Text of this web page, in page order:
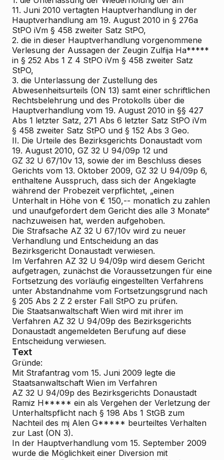
11. Juni 2010 vertagten Hauptverhandlung in der
Hauptverhandlung am 19. August 2010 in § 276a
StPO iVm § 458 zweiter Satz StPO,
2. die in dieser Hauptverhandlung vorgenommene
Verlesung der Aussagen der Zeugin Zulfija Ha*****
in § 252 Abs 1 Z 4 StPO iVm § 458 zweiter Satz
StPO,
3. die Unterlassung der Zustellung des
Abwesenheitsurteils (ON 13) samt einer schriftlichen
Rechtsbelehrung und des Protokolls über die
Hauptverhandlung vom 19. August 2010 in §§ 427
Abs 1 letzter Satz, 271 Abs 6 letzter Satz StPO iVm
§ 458 zweiter Satz StPO und § 152 Abs 3 Geo.
II. Die Urteile des Bezirksgerichts Donaustadt vom
19. August 2010, GZ 32 U 94/09p 12 und
GZ 32 U 67/10v 13, sowie der im Beschluss dieses
Gerichts vom 13. Oktober 2009, GZ 32 U 94/09p 6,
enthaltene Ausspruch, dass sich der Angeklagte
während der Probezeit verpflichtet, „einen
Unterhalt in Höhe von € 150,-- monatlich zu zahlen
und unaufgefordert dem Gericht dies alle 3 Monate“
nachzuweisen hat, werden aufgehoben.
Die Strafsache AZ 32 U 67/10v wird zu neuer
Verhandlung und Entscheidung an das
Bezirksgericht Donaustadt verwiesen.
Im Verfahren AZ 32 U 94/09p wird diesem Gericht
aufgetragen, zunächst die Voraussetzungen für eine
Fortsetzung des vorläufig eingestellten Verfahrens
unter Abstandnahme vom Fortsetzungsgrund nach
§ 205 Abs 2 Z 2 erster Fall StPO zu prüfen.
Die Staatsanwaltschaft Wien wird mit ihrer im
Verfahren AZ 32 U 94/09p des Bezirksgerichts
Donaustadt angemeldeten Berufung auf diese
Entscheidung verwiesen.
Text
Gründe:
Mit Strafantrag vom 15. Juni 2009 legte die
Staatsanwaltschaft Wien im Verfahren
AZ 32 U 94/09p des Bezirksgerichts Donaustadt
Ramiz H***** ein als Vergehen der Verletzung der
Unterhaltspflicht nach § 198 Abs 1 StGB zum
Nachteil des mj Alen G***** beurteiltes Verhalten
zur Last (ON 3).
In der Hauptverhandlung vom 15. September 2009
wurde die Möglichkeit einer Diversion mit